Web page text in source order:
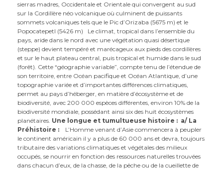
sierras madres, Occidentale et Orientale qui convergent au sud
sur la Cordillère néo volcanique où culminent de puissants
sommets volcaniques tels que le Pic d’Orizaba (5675 m) et le
Popocatepetl (5426 m) Le climat, tropical dans l’ensemble du
pays, aride dans le nord avec une végétation quasi désertique
(steppe) devient tempéré et marécageux aux pieds des cordillères
et sur le haut plateau central, puis tropical et humide dans le sud
(forêt). Cette “géographie variable”, compte tenu de l’étendue de
son territoire, entre Océan pacifique et Océan Atlantique, d’une
topographie variée et d’importantes différences climatiques,
permet au pays d’héberger, en matière d’écosystème et de
biodiversité, avec 200 000 espèces différentes, environ 10% de la
biodiversité mondiale, possédant ainsi six des huit écosystèmes
planétaires. Une longue et tumultueuse histoire : a/ La
Préhistoire :
L’Homme venant d’Asie commencera à peupler
le continent américain il y a plus de 60 000 ans et devra, toujours
tributaire des variations climatiques et végétales des milieux
occupés, se nourrir en fonction des ressources naturelles trouvées
dans chacun d’eux, de la chasse, de la pêche ou de la cueillette de